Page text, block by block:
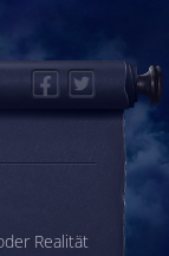
FacebookTwitter
Karten
Realität